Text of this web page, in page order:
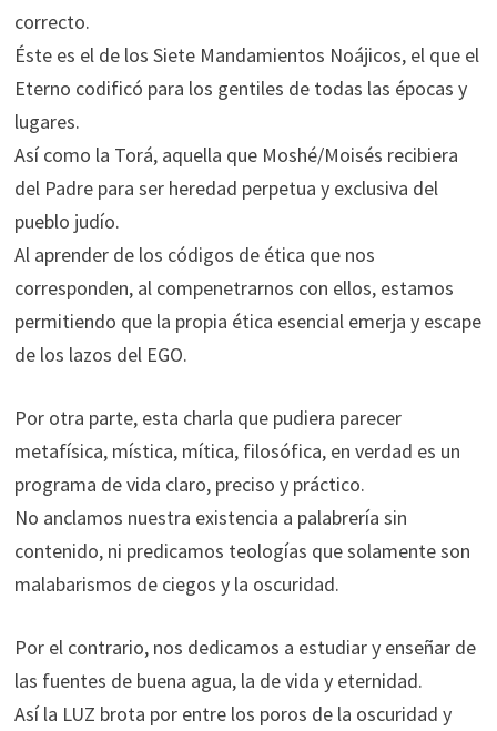
correcto.
Éste es el de los Siete Mandamientos Noájicos, el que el
Eterno codificó para los gentiles de todas las épocas y
lugares.
Así como la Torá, aquella que Moshé/Moisés recibiera
del Padre para ser heredad perpetua y exclusiva del
pueblo judío.
Al aprender de los códigos de ética que nos
corresponden, al compenetrarnos con ellos, estamos
permitiendo que la propia ética esencial emerja y escape
de los lazos del EGO.
Por otra parte, esta charla que pudiera parecer
metafísica, mística, mítica, filosófica, en verdad es un
programa de vida claro, preciso y práctico.
No anclamos nuestra existencia a palabrería sin
contenido, ni predicamos teologías que solamente son
malabarismos de ciegos y la oscuridad.
Por el contrario, nos dedicamos a estudiar y enseñar de
las fuentes de buena agua, la de vida y eternidad.
Así la LUZ brota por entre los poros de la oscuridad y